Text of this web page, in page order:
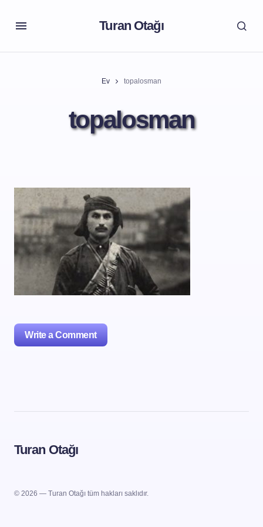
Turan Otağı
Ev topalosman
topalosman
Write a Comment
Turan Otağı
© 2026 — Turan Otağı tüm hakları saklıdır.